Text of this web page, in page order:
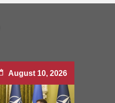
August 10, 2026